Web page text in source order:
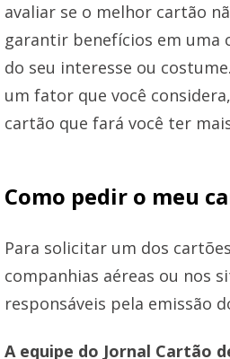
avaliar se o melhor cartão
garantir benefícios em uma
do seu interesse ou
um fator que você
cartão que fará você ter
Como pedir o meu
Para solicitar um dos
companhias aéreas ou nos
responsáveis pela emissão
A equipe do Jornal Cartão